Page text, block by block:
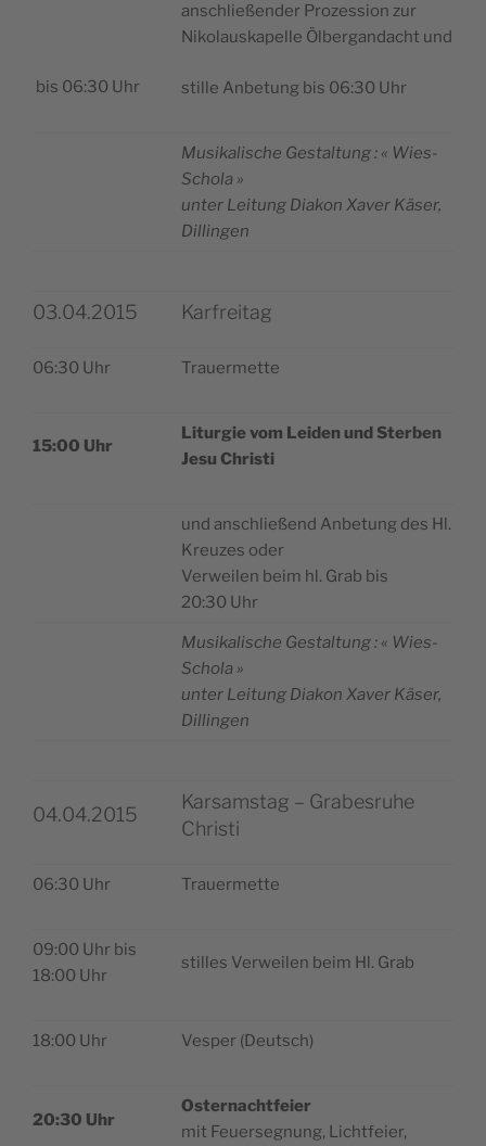
bis 06:30 Uhr
anschließen­der Pro­zes­sion zur
Niko­laus­ka­pelle Ölber­gan­dacht und
stille Anbe­tung bis 06:30 Uhr
Musi­ka­lische Ges­tal­tung : « Wies-
Schola »
unter Lei­tung Dia­kon Xaver Käser,
Dillingen
03.04.2015 Karfreitag
06:30 Uhr Trauer­mette
15:00 Uhr
Litur­gie vom Lei­den und Ster­ben
Jesu Christi
und anschließend Anbe­tung des Hl.
Kreuzes oder
Ver­wei­len beim hl. Grab bis
20:30 Uhr
Musi­ka­lische Ges­tal­tung : « Wies-
Schola »
unter Lei­tung Dia­kon Xaver Käser,
Dillingen
04.04.2015
Karsamstag – Grabesruhe
Christi
06:30 Uhr Trauer­mette
09:00 Uhr bis
18:00 Uhr
stilles Ver­wei­len beim Hl. Grab
18:00 Uhr Ves­per (Deutsch)
20:30 Uhr
Oster­nacht­feier
mit Feuer­se­gnung, Lichtfeier,